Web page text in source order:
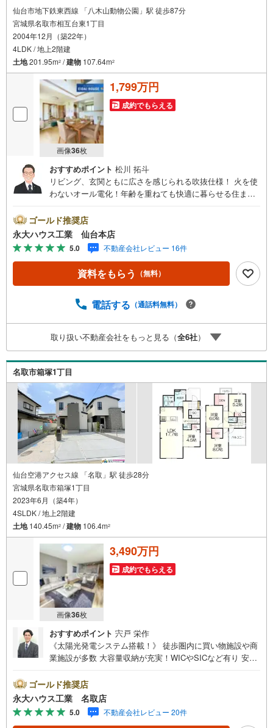
仙台市地下鉄東西線 「八木山動物公園」駅 徒歩87分
宮城県名取市相互台東1丁目
2004年12月（築22年）
4LDK / 地上2階建
土地201.95m2 /建物 107.64m2
画像36枚
1,799万円
成約でもらえる
おすすめポイント 松川 拓斗
リビング、玄関ともに広さを感じられる吹抜仕様！ 火を使
わないオール電化！年齢を重ねても快適に暮らせる住まい
県内で店舗展開。 地域密着のネットワークと実績で、お客
様の理想の住まい探しをサポートします。■ 地域密着だか
らできる“本当に役立つ提案”戸建・マンション・土地まで幅
広く対応。 さらに、学校区・買い物環境・交通利便性・子
育て環境など、 実際の暮らしを見据えた情報をご提供しま
す。「住んでから後悔しないためのご提案」を大切にして
入】【売却】【住み替え】【リフォーム】までワンストッ
やすく丁寧にご説明いたします。初めての不動産購入の方
でも、安心して一歩を踏み出せます。各店舗にはキッズス
ペースを完備。 ご家族皆様でお気軽にご来店ください。
ゴールド推奨店
永大ハウス工業 仙台本店
5.0 不動産会社レビュー 16件
資料をもらう （無料）
電話する （通話料無料）
取り扱い不動産会社をもっと見る（全6社）
名取市箱塚1丁目
仙台空港アクセス線 「名取」駅 徒歩28分
宮城県名取市箱塚1丁目
2023年6月（築4年）
4SLDK / 地上2階建
土地140.45m2 /建物 106.4m2
画像36枚
3,490万円
成約でもらえる
おすすめポイント 宍戸 栄作
《太陽光発電システム搭載！》 徒歩圏内に買い物施設や商
業施設が多数 大容量収納が充実！WICやSICなど有り 安心
心に宮城県内の多数店舗で展開中！こちらでは当社の強み
を大きく2つに分けてご紹介！1.＜豊富な不動産知識＞戸
建・マンション・土地…と種別を問わず不動産を取り扱っ
ております。さらに教育施設や商業施設、子育て環境や行
ゴールド推奨店
永大ハウス工業 名取店
5.0 不動産会社レビュー 20件